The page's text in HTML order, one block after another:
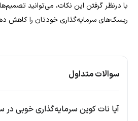
با درنظر گرفتن این نکات، می‌توانید
ریسک‌های سرمایه‌گذاری خودتان را کاهش
سوالات متداول
آیا نات کوین سرمایه‌گذاری خوبی